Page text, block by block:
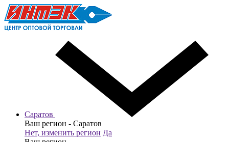
Саратов
Ваш регион - Саратов
Нет, изменить регион Да